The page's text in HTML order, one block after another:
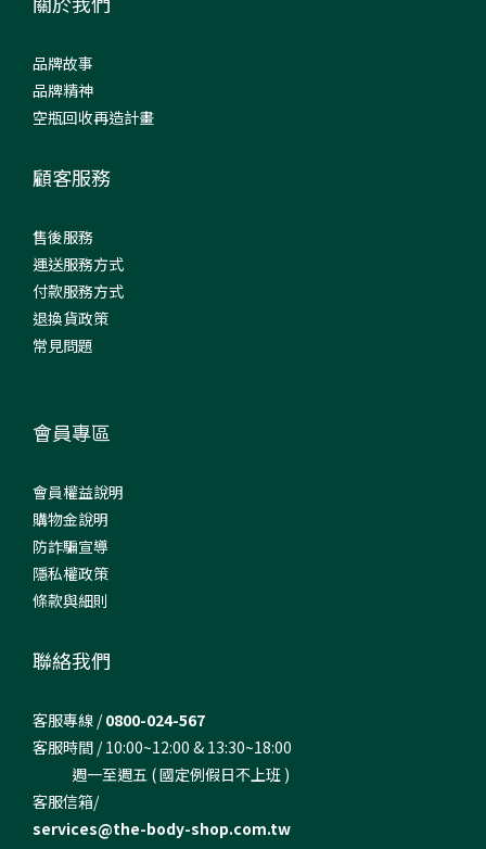
品牌故事
品牌精神
空瓶回收再造計畫
顧客服務
售後服務
運送服務方式
付款服務方式
退換貨政策
常見問題
會員專區
會員權益說明
購物金說明
防詐騙宣導
隱私權政策
條款與細則
聯絡我們
客服專線 /0800-024-567
客服時間 / 10:00~12:00 & 13:30~18:00
週一至週五 ( 國定例假日不上班 )
客服信箱/
services@the-body-shop.com.tw